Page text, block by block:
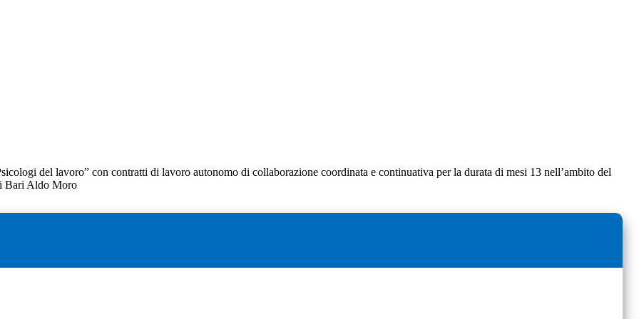
del lavoro” con contratti di lavoro autonomo di collaborazione coordinata e continuativa per la durata di mesi 13 nell’ambito del
Bari Aldo Moro